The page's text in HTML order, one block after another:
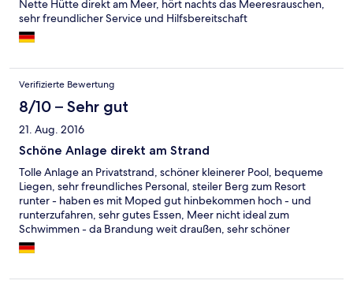
Nette Hütte direkt am Meer, hört nachts das Meeresrauschen,
sehr freundlicher Service und Hilfsbereitschaft
Verifizierte Bewertung
8/10 – Sehr gut
21. Aug. 2016
Schöne Anlage direkt am Strand
Tolle Anlage an Privatstrand, schöner kleinerer Pool, bequeme
Liegen, sehr freundliches Personal, steiler Berg zum Resort
runter - haben es mit Moped gut hinbekommen hoch - und
runterzufahren, sehr gutes Essen, Meer nicht ideal zum
Schwimmen - da Brandung weit draußen, sehr schöner
Bungalow am Hang mit Terrasse und unglaublichem Blick aufs
Meer - einziger Nachteil: das Bad hat gemuffelt - haben uns